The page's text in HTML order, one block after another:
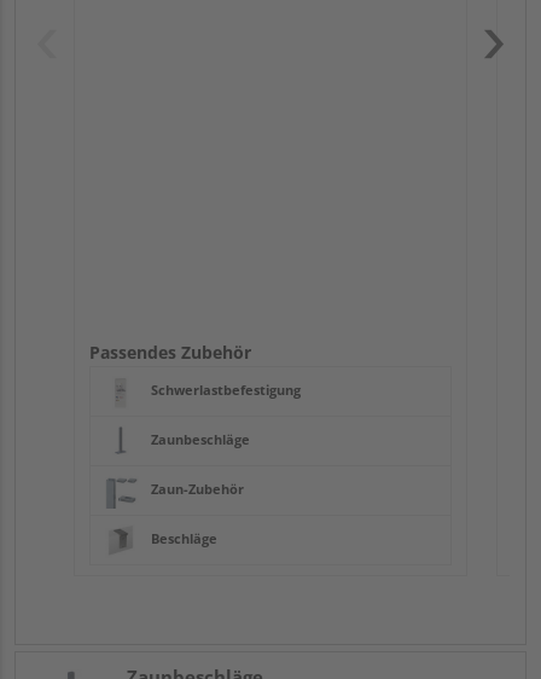
Passendes Zubehör
Schwerlastbefestigung
Zaunbeschläge
Zaun-Zubehör
Beschläge